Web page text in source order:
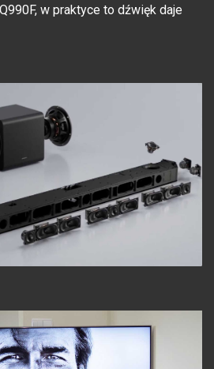
w praktyce to dźwięk daje